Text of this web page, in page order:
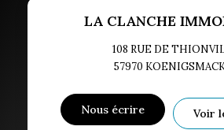
LA CLANCHE
108 RUE DE
57970
Nous écrire Voir